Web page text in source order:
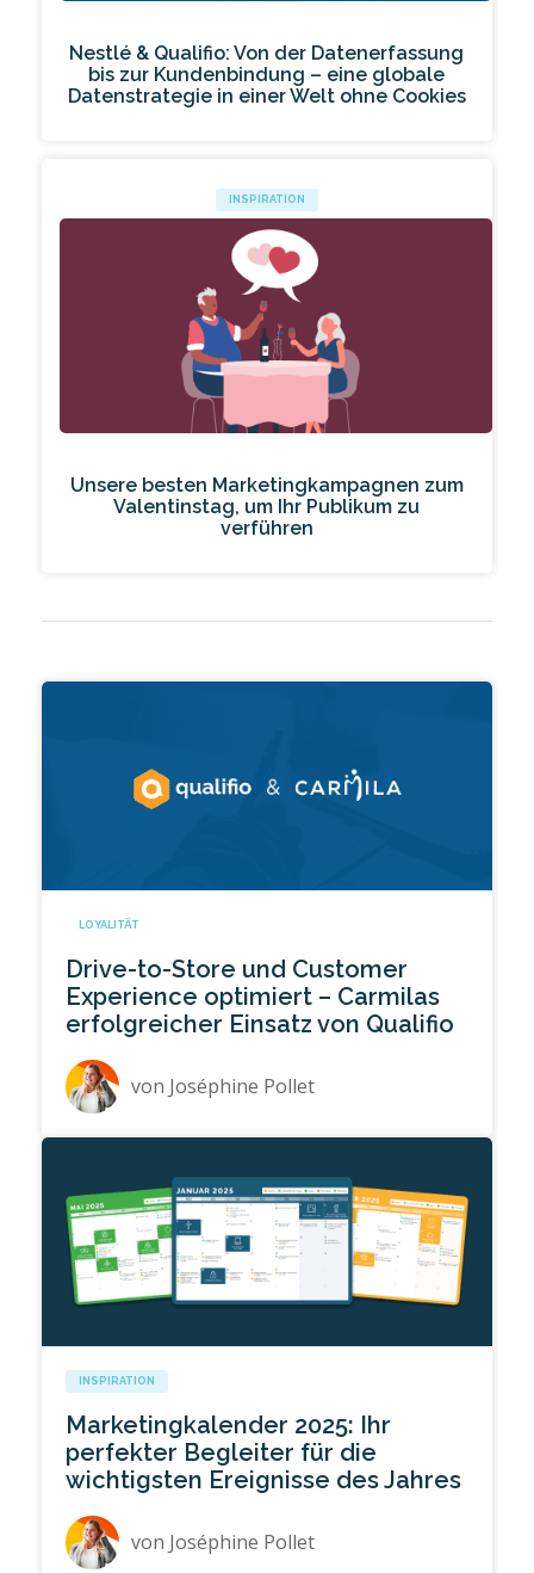
Nestlé & Qualifio: Von der Datenerfassung
bis zur Kundenbindung – eine globale
Datenstrategie in einer Welt ohne Cookies
INSPIRATION
Unsere besten Marketingkampagnen zum
Valentinstag, um Ihr Publikum zu
verführen
LOYALITÄT
Drive-to-Store und Customer
Experience optimiert – Carmilas
erfolgreicher Einsatz von Qualifio
von Joséphine Pollet
INSPIRATION
Marketingkalender 2025: Ihr
perfekter Begleiter für die
wichtigsten Ereignisse des Jahres
von Joséphine Pollet